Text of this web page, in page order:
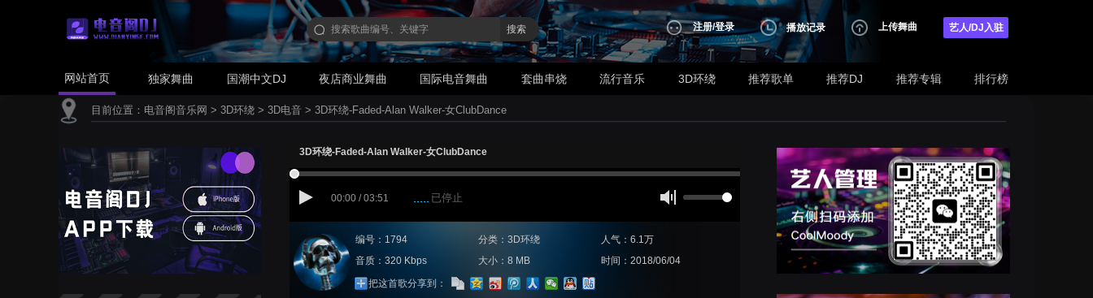
搜索 注册/登录 播放记录 上传舞曲 艺人/DJ入驻
网站首页 独家舞曲 国潮中文DJ 夜店商业舞曲 国际电音舞曲 套曲串烧 流行音乐 3D环绕 推荐歌单 推荐DJ 推荐专辑 排行榜
目前位置： 电音阁音乐网 > 3D环绕 > 3D电音 > 3D环绕-Faded-Alan Walker-女ClubDance
3D环绕-Faded-Alan Walker-女ClubDance
00:00 / 03:51 已停止
编号：1794 分类：3D环绕
人气：6.1万
音质：320 Kbps
大小：8 MB
时间：2018/06/04
把这首歌分享到：